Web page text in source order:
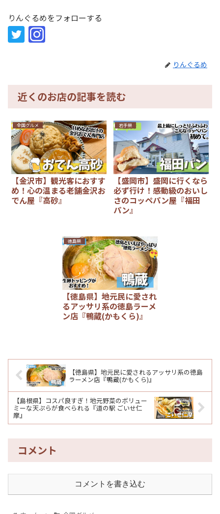
りんぐるめをフォローする
りんぐるめ
近くのお店の記事を読む
全国グルメ
【金沢市】観光客におすす
め！心の温まる老舗金沢お
でん屋『高砂』
岩手県
【盛岡市】盛岡に行くなら
必ず行け！感動級のおいし
さのコッペパン屋『福田
パン』
徳島県
【徳島県】地元民に愛され
るアッサリ系の徳島ラーメ
ン店『鴨蔵(かもくら)』
【徳島県】地元民に愛されるアッサリ系の徳島
ラーメン店『鴨蔵(かもくら)』
【島根県】コスパ良すぎ！地元野菜のボリュー
ミーな天ぷらが食べられる『道の駅 ごいせ仁
摩』
コメント
コメントを書き込む